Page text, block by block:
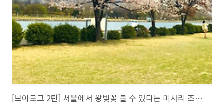
[브이로그 2탄] 서울에서 왕벚꽃 볼 수 있다는 미사리 조정경기장에 다녀왔어요